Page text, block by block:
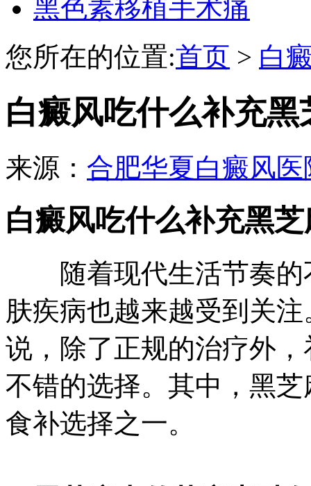
黑色素移植手术痛
您所在的位置:首页 > 白
白癜风吃什么补充黑
来源： 合肥华夏白癜风医
白癜风吃什么补充黑芝
随着现代生活节奏的
肤疾病也越来越受到关
说，除了正规的治疗外
不错的选择。其中，黑
食补选择之一。